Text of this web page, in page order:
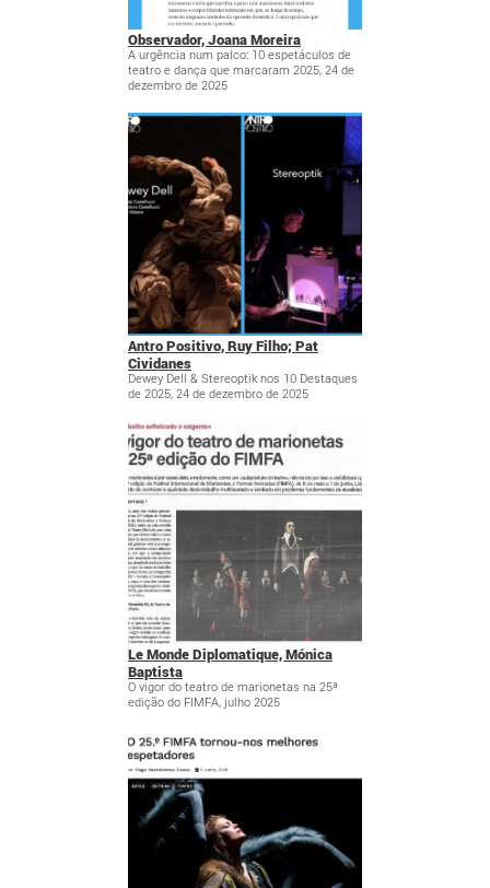
Observador, Joana Moreira
A urgência num palco: 10 espetáculos de
teatro e dança que marcaram 2025, 24 de
dezembro de 2025
Antro Positivo, Ruy Filho; Pat
Cividanes
Dewey Dell & Stereoptik nos 10 Destaques
de 2025, 24 de dezembro de 2025
Le Monde Diplomatique, Mónica
Baptista
O vigor do teatro de marionetas na 25ª
edição do FIMFA, julho 2025